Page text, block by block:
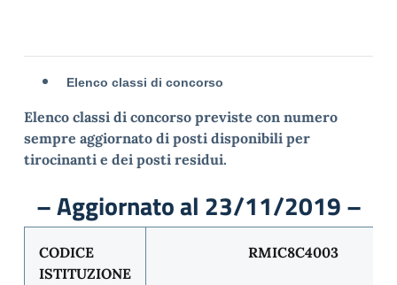
Elenco classi di concorso
Elenco classi di concorso previste con numero
sempre aggiornato di posti disponibili per
tirocinanti e dei posti residui.
– Aggiornato al 23/11/2019 –
CODICE
ISTITUZIONE
RMIC8C4003